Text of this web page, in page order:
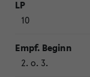
10
2. o. 3.